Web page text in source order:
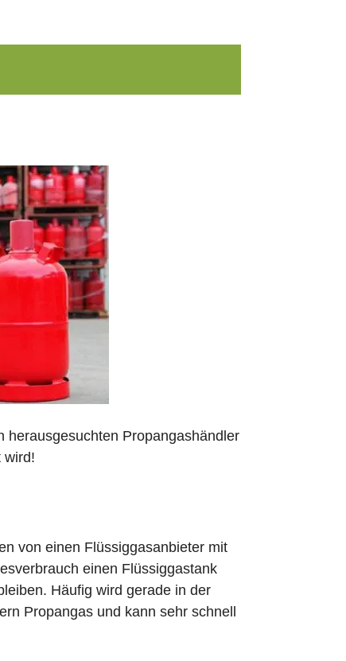
herausgesuchten Propangashändler
wird!
von einen Flüssiggasanbieter mit
einen Flüssiggastank
Häufig wird gerade in der
Propangas und kann sehr schnell